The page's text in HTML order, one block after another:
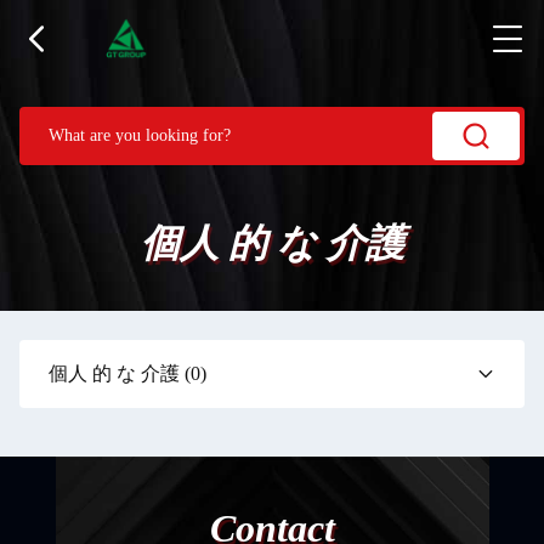
個人 的 な 介護
個人 的 な 介護 (0)
Contact